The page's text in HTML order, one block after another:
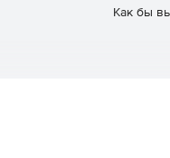
Как бы